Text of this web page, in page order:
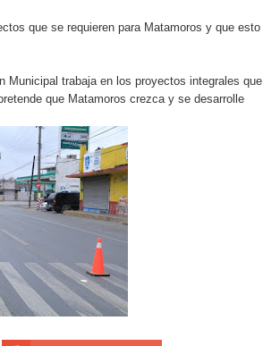
que se requieren para Matamoros y que esto
Municipal trabaja en los proyectos integrales que
que Matamoros crezca y se desarrolle